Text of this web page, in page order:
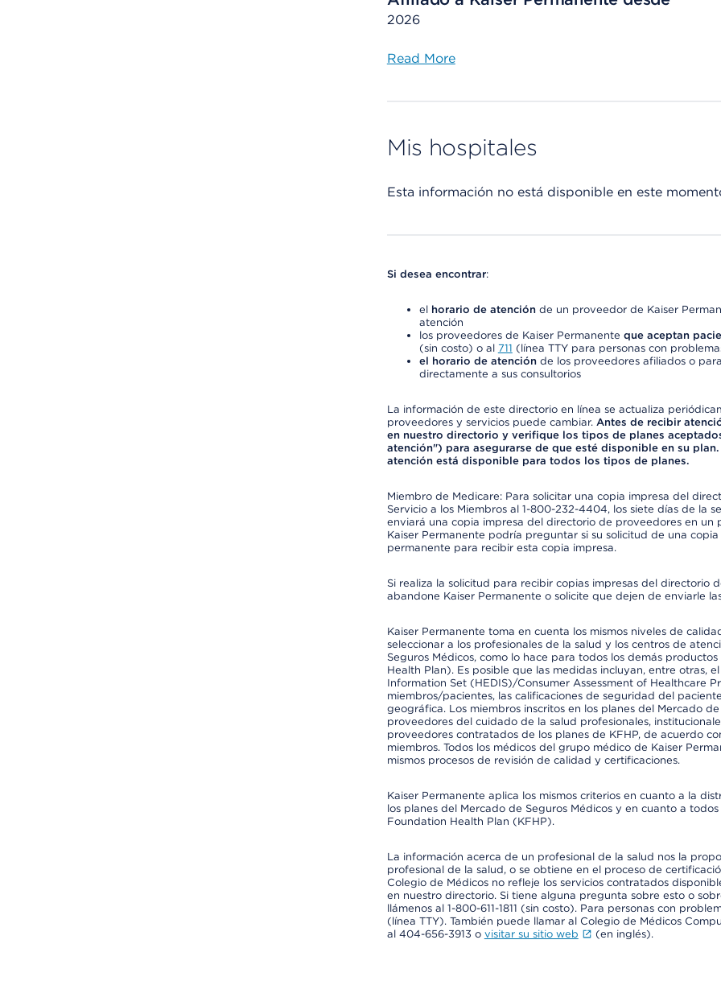
2026
Read More
Mis hospitales
Esta información no está disponible en este
Si desea encontrar:
el horario de atenciónde un proveedor de Kaiser
atención
los proveedores de Kaiser Permanente que aceptan
(sin costo) o al 711 (línea TTY para personas con
el horario de atenciónde los proveedores afiliados o
directamente a sus consultorios
La información de este directorio en línea se actualiza
proveedores y servicios puede cambiar. Antes de recibir
en nuestro directorio y verifique los tipos de planes
atención") para asegurarse de que esté disponible en su
atención está disponible para todos los tipos de planes.
Miembro de Medicare: Para solicitar una copia impresa del
Servicio a los Miembros al 1-800-232-4404, los siete días de la
enviará una copia impresa del directorio de proveedores en un
Kaiser Permanente podría preguntar si su solicitud de una
permanente para recibir esta copia impresa.
Si realiza la solicitud para recibir copias impresas del directorio
abandone Kaiser Permanente o solicite que dejen de enviarle
Kaiser Permanente toma en cuenta los mismos niveles de
seleccionar a los profesionales de la salud y los centros de
Seguros Médicos, como lo hace para todos los demás
Health Plan). Es posible que las medidas incluyan, entre otras,
Information Set (HEDIS)/Consumer Assessment of Healthcare
miembros/pacientes, las calificaciones de seguridad del
geográfica. Los miembros inscritos en los planes del Mercado
proveedores del cuidado de la salud profesionales,
proveedores contratados de los planes de KFHP, de acuerdo
miembros. Todos los médicos del grupo médico de Kaiser
mismos procesos de revisión de calidad y certificaciones.
Kaiser Permanente aplica los mismos criterios en cuanto a la
los planes del Mercado de Seguros Médicos y en cuanto a
Foundation Health Plan (KFHP).
La información acerca de un profesional de la salud nos la
profesional de la salud, o se obtiene en el proceso de
Colegio de Médicos no refleje los servicios contratados
en nuestro directorio. Si tiene alguna pregunta sobre esto o
llámenos al 1-800-611-1811 (sin costo). Para personas con
(línea TTY). También puede llamar al Colegio de Médicos
al 404-656-3913 o visitar su sitio web (en inglés).